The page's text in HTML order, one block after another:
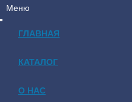
Меню
ГЛАВНАЯ
КАТАЛОГ
О НАС